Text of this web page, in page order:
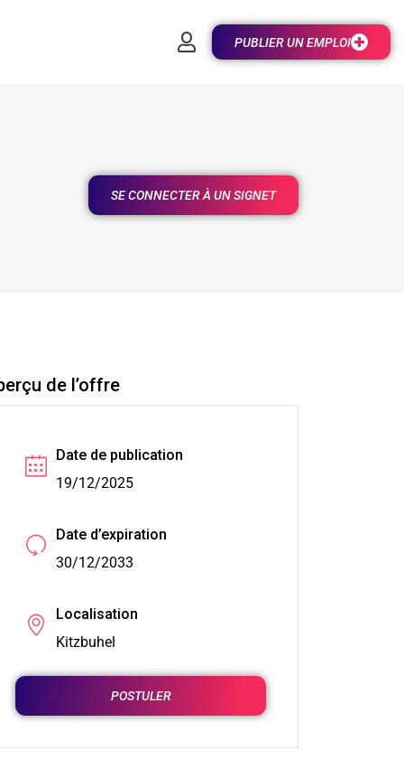
PUBLIER UN EMPLOI
SE CONNECTER À UN SIGNET
de l’offre
Date de publication
19/12/2025
Date d’expiration
30/12/2033
Localisation
Kitzbuhel
POSTULER